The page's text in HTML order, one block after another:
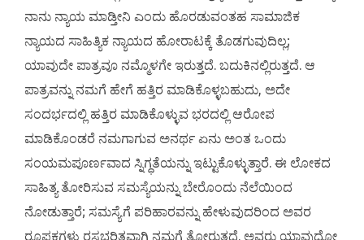
ನಾನು ನ್ಯಾಯ ಮಾಡ್ತೀನಿ ಎಂದು ಹೊರಡುವಂತಹ ಸಾಮಾಜಿಕ
ನ್ಯಾಯದ ಸಾಹಿತ್ಯಿಕ ನ್ಯಾಯದ ಹೋರಾಟಕ್ಕೆ ತೊಡಗುವುದಿಲ್ಲ;
ಯಾವುದೇ ಪಾತ್ರವೂ ನಮ್ಮೊಳಗೇ ಇರುತ್ತದೆ. ಬದುಕಿನಲ್ಲಿರುತ್ತದೆ. ಆ
ಪಾತ್ರವನ್ನು ನಮಗೆ ಹೇಗೆ ಹತ್ತಿರ ಮಾಡಿಕೊಳ್ಳಬಹುದು, ಅದೇ
ಸಂದರ್ಭದಲ್ಲಿ ಹತ್ತಿರ ಮಾಡಿಕೊಳ್ಳುವ ಭರದಲ್ಲಿ ಆರೋಪ
ಮಾಡಿಕೊಂಡರೆ ನಮಗಾಗುವ ಅನರ್ಥ ಏನು ಅಂತ ಒಂದು
ಸಂಯಮಪೂರ್ಣವಾದ ಸ್ನಿಗ್ಧತೆಯನ್ನು ಇಟ್ಟುಕೊಳ್ಳುತ್ತಾರೆ. ಈ ಲೋಕದ
ಸಾಹಿತ್ಯ ತೋರಿಸುವ ಸಮಸ್ಯೆಯನ್ನು ಬೇರೊಂದು ನೆಲೆಯಿಂದ
ನೋಡುತ್ತಾರೆ; ಸಮಸ್ಯೆಗೆ ಪರಿಹಾರವನ್ನು ಹೇಳುವುದರಿಂದ ಅವರ
ರೂಪಕಗಳು ರಸಭರಿತವಾಗಿ ನಮಗೆ ತೋರುತ್ತದೆ. ಅವರು ಯಾವುದೋ